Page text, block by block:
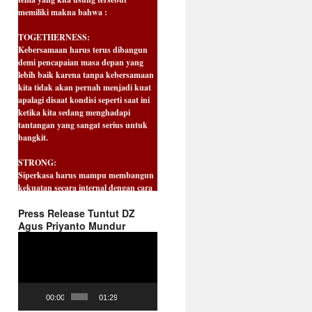
TOGETHERNESS:
demi pencapaian masa depan yang
lebih baik karena tanpa kebersamaan
kita tidak akan pernah menjadi kuat
apalagi disaat kondisi seperti saat ini
ketika kita sedang menghadapi
tantangan yang sangat serius untuk
bangkit.
STRONG:
kekuatan secara internal dengan cara
membangun kepercayaan (Trust)
antar satu dengan yang lain dalam
spirit dan kekuatan. Bila kita mampu
saling menguatkan maka kita akan
berjalan sendiri. Sinergitas yang kuat
Press Release Tuntut DZ
Agus Priyanto Mundur
00:00 01:29